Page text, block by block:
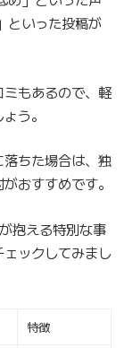
といった投稿が
もあるので、軽
う。
ちた場合は、独
おすすめです。
抱える特別な事
ックしてみまし
特徴